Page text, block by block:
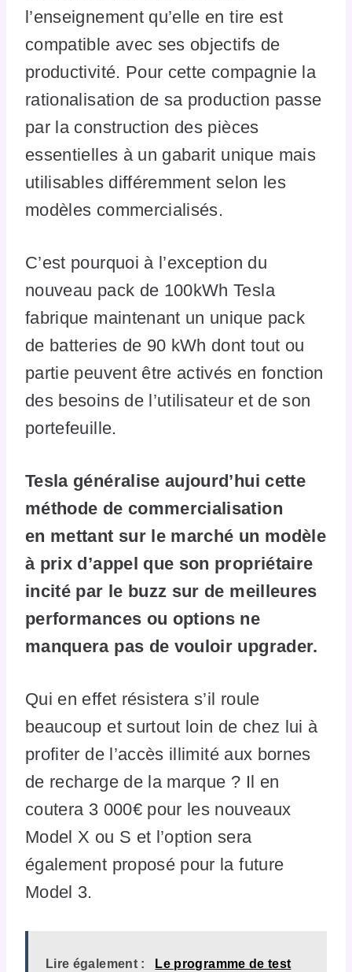
l’enseignement qu’elle en tire est
compatible avec ses objectifs de
productivité. Pour cette compagnie la
rationalisation de sa production passe
par la construction des pièces
essentielles à un gabarit unique mais
utilisables différemment selon les
modèles commercialisés.
C’est pourquoi à l’exception du
nouveau pack de 100kWh Tesla
fabrique maintenant un unique pack
de batteries de 90 kWh dont tout ou
partie peuvent être activés en fonction
des besoins de l’utilisateur et de son
portefeuille.
Tesla généralise aujourd’hui cette
méthode de commercialisation
en mettant sur le marché un modèle
à prix d’appel que son propriétaire
incité par le buzz sur de meilleures
performances ou options ne
manquera pas de vouloir upgrader.
Qui en effet résistera s’il roule
beaucoup et surtout loin de chez lui à
profiter de l’accès illimité aux bornes
de recharge de la marque ? Il en
coutera 3 000€ pour les nouveaux
Model X ou S et l’option sera
également proposé pour la future
Model 3.
Lire également : Le programme de test